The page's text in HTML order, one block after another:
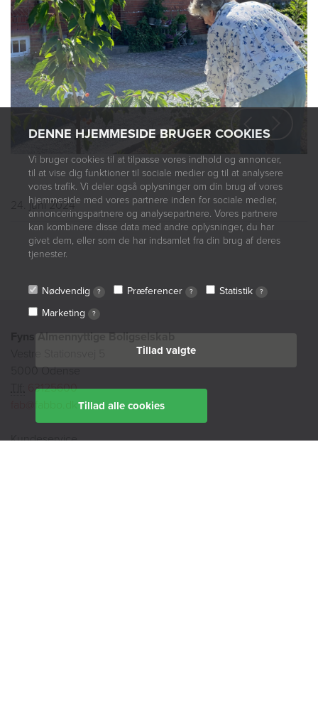
DENNE HJEMMESIDE BRUGER COOKIES
Vi bruger cookies til at tilpasse vores indhold og annoncer,
til at vise dig funktioner til sociale medier og til at analysere
vores trafik. Vi deler også oplysninger om din brug af vores
hjemmeside med vores partnere inden for sociale medier,
annonceringspartnere og analysepartnere. Vores partnere
kan kombinere disse data med andre oplysninger, du har
givet dem, eller som de har indsamlet fra din brug af deres
tjenester.
Nødvendig ? Præferencer ? Statistik ?
Marketing ?
Tillad valgte
Tillad alle cookies
Next
24. juni 2024
Fyns Almennyttige Boligselskab
5000 Odense
63125600
Kundeservice